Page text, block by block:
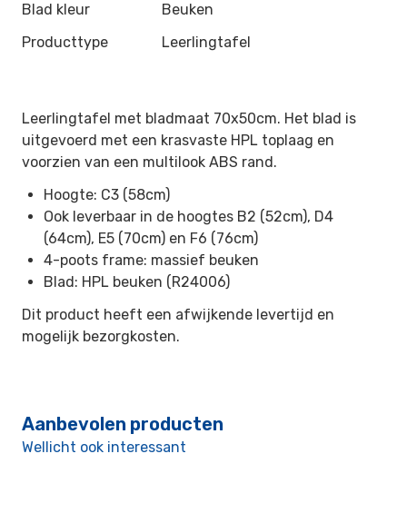
Blad kleur
Beuken
Producttype
Leerlingtafel
Leerlingtafel met bladmaat 70x50cm. Het blad is
uitgevoerd met een krasvaste HPL toplaag en
voorzien van een multilook ABS rand.
Hoogte: C3 (58cm)
Ook leverbaar in de hoogtes B2 (52cm), D4
(64cm), E5 (70cm) en F6 (76cm)
4-poots frame: massief beuken
Blad: HPL beuken (R24006)
Dit product heeft een afwijkende levertijd en
mogelijk bezorgkosten.
Aanbevolen producten
Wellicht ook interessant